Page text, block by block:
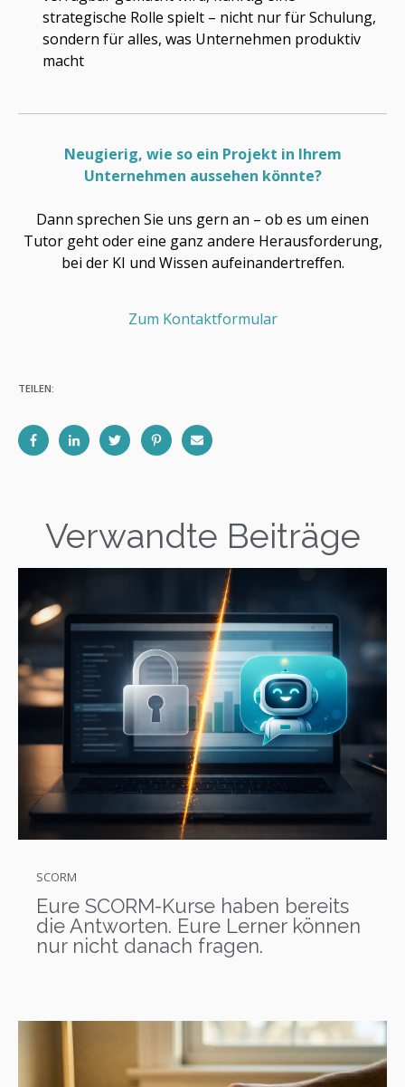
strategische Rolle spielt – nicht nur für Schulung,
sondern für alles, was Unternehmen produktiv
macht
Neugierig, wie so ein Projekt in Ihrem
Unternehmen aussehen könnte?
Dann sprechen Sie uns gern an – ob es um einen
Tutor geht oder eine ganz andere Herausforderung,
bei der KI und Wissen aufeinandertreffen.
Zum Kontaktformular
TEILEN:
Verwandte Beiträge
SCORM
Eure SCORM-Kurse haben bereits
die Antworten. Eure Lerner können
nur nicht danach fragen.